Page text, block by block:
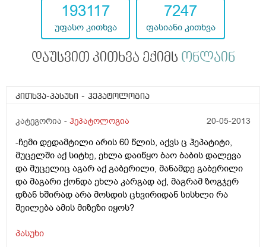
193117
უფასო კითხვა
7247
ფასიანი კითხვა
დაუსვით კითხვა ექიმს ონლაინ
კითხვა-პასუხი - ჰეპატოლოგია
კატეგორია - ჰეპატოლოგია 20-05-2013
-ჩემი დედამტილი არის 60 წლის, აქვს ც ჰეპატიტი,
მუცელში აქ სიტხე, ეხლა დაიწყო ბაო ბაბის დალევა
და მუცელიც აგარ აქ გაბერილი, მანამდე გაბერილი
და მაგარი ქონდა ეხლა კარგად აქ, მაგრამ ზოგჯერ
დზან ხშირად არა მოსდის ცხვირიდან სისხლი რა
შეილება ამის მიზეზი იყოს?
პასუხი